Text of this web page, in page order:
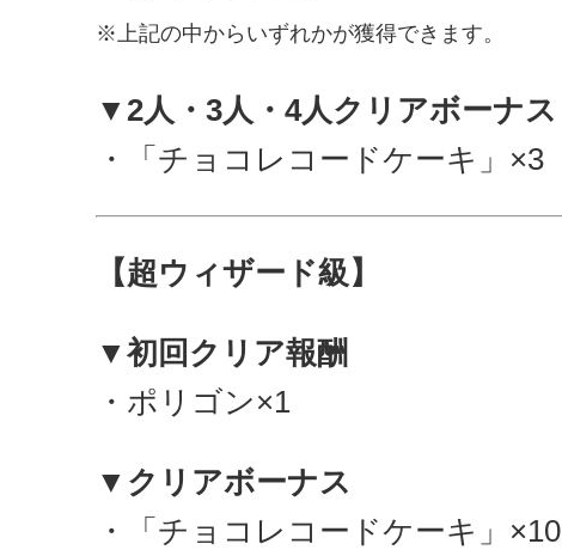
※上記の中からいずれかが獲得できます。
▼2人・3人・4人クリアボーナス
・「チョコレコードケーキ」×3
【超ウィザード級】
▼初回クリア報酬
・ポリゴン×1
▼クリアボーナス
・「チョコレコードケーキ」×10